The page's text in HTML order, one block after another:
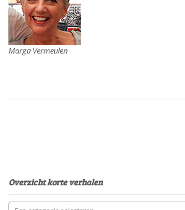
Marga Vermeulen
Overzicht korte verhalen